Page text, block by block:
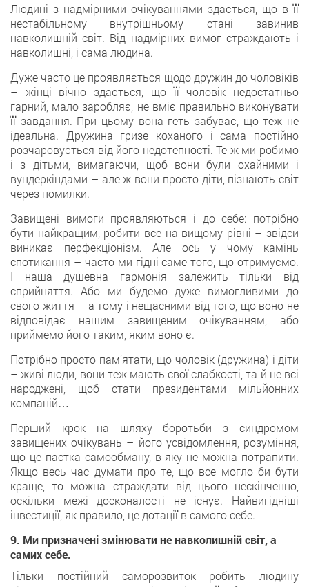
Людині з надмірними очікуваннями здається, що в її
нестабільному внутрішньому стані завинив
навколишній світ. Від надмірних вимог страждають і
навколишні, і сама людина.
Дуже часто це проявляється щодо дружин до чоловіків
– жінці вічно здається, що її чоловік недостатньо
гарний, мало заробляє, не вміє правильно виконувати
її завдання. При цьому вона геть забуває, що теж не
ідеальна. Дружина гризе коханого і сама постійно
розчаровується від його недотепності. Те ж ми робимо
і з дітьми, вимагаючи, щоб вони були охайними і
вундеркіндами – але ж вони просто діти, пізнають світ
через помилки.
Завищені вимоги проявляються і до себе: потрібно
бути найкращим, робити все на вищому рівні – звідси
виникає перфекціонізм. Але ось у чому камінь
спотикання – часто ми гідні саме того, що отримуємо.
І наша душевна гармонія залежить тільки від
сприйняття. Або ми будемо дуже вимогливими до
свого життя – а тому і нещасними від того, що воно не
відповідає нашим завищеним очікуванням, або
приймемо його таким, яким воно є.
Потрібно просто пам’ятати, що чоловік (дружина) і діти
– живі люди, вони теж мають свої слабкості, та й не всі
народжені, щоб стати президентами мільйонних
компаній…
Перший крок на шляху боротьби з синдромом
завищених очікувань – його усвідомлення, розуміння,
що це пастка самообману, в яку не можна потрапити.
Якщо весь час думати про те, що все могло би бути
краще, то можна страждати від цього нескінченно,
оскільки межі досконалості не існує. Найвигідніші
інвестиції, як правило, це дотації в самого себе.
9. Ми призначені змінювати не навколишній світ, а
самих себе.
Тільки постійний саморозвиток робить людину